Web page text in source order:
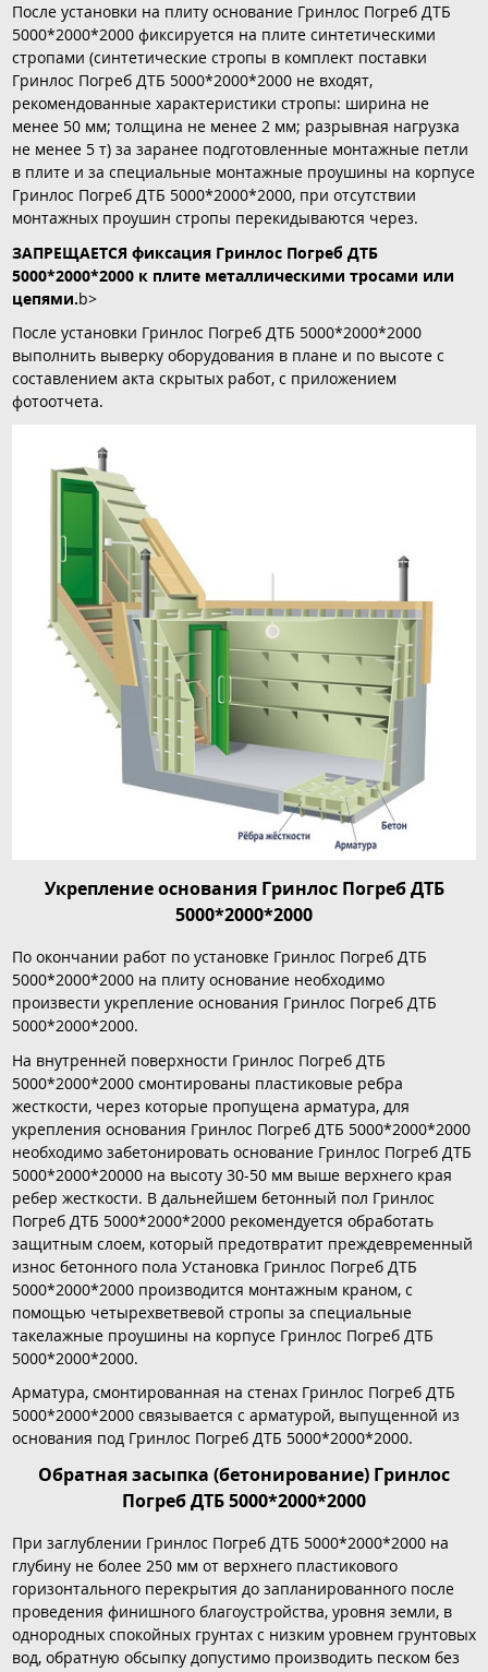
После установки на плиту основание Гринлос Погреб ДТБ
5000*2000*2000 фиксируется на плите синтетическими
стропами (синтетические стропы в комплект поставки
Гринлос Погреб ДТБ 5000*2000*2000 не входят,
рекомендованные характеристики стропы: ширина не
менее 50 мм; толщина не менее 2 мм; разрывная нагрузка
не менее 5 т) за заранее подготовленные монтажные петли
в плите и за специальные монтажные проушины на корпусе
Гринлос Погреб ДТБ 5000*2000*2000, при отсутствии
монтажных проушин стропы перекидываются через.
ЗАПРЕЩАЕТСЯ фиксация Гринлос Погреб ДТБ
5000*2000*2000 к плите металлическими тросами или
цепями.b>
После установки Гринлос Погреб ДТБ 5000*2000*2000
выполнить выверку оборудования в плане и по высоте с
составлением акта скрытых работ, с приложением
фотоотчета.
Укрепление основания Гринлос Погреб ДТБ
5000*2000*2000
По окончании работ по установке Гринлос Погреб ДТБ
5000*2000*2000 на плиту основание необходимо
произвести укрепление основания Гринлос Погреб ДТБ
5000*2000*2000.
На внутренней поверхности Гринлос Погреб ДТБ
5000*2000*2000 смонтированы пластиковые ребра
жесткости, через которые пропущена арматура, для
укрепления основания Гринлос Погреб ДТБ 5000*2000*2000
необходимо забетонировать основание Гринлос Погреб ДТБ
5000*2000*20000 на высоту 30-50 мм выше верхнего края
ребер жесткости. В дальнейшем бетонный пол Гринлос
Погреб ДТБ 5000*2000*2000 рекомендуется обработать
защитным слоем, который предотвратит преждевременный
износ бетонного пола Установка Гринлос Погреб ДТБ
5000*2000*2000 производится монтажным краном, с
помощью четырехветвевой стропы за специальные
такелажные проушины на корпусе Гринлос Погреб ДТБ
5000*2000*2000.
Арматура, смонтированная на стенах Гринлос Погреб ДТБ
5000*2000*2000 связывается с арматурой, выпущенной из
основания под Гринлос Погреб ДТБ 5000*2000*2000.
Обратная засыпка (бетонирование) Гринлос
Погреб ДТБ 5000*2000*2000
При заглублении Гринлос Погреб ДТБ 5000*2000*2000 на
глубину не более 250 мм от верхнего пластикового
горизонтального перекрытия до запланированного после
проведения финишного благоустройства, уровня земли, в
однородных спокойных грунтах с низким уровнем грунтовых
вод, обратную обсыпку допустимо производить песком без